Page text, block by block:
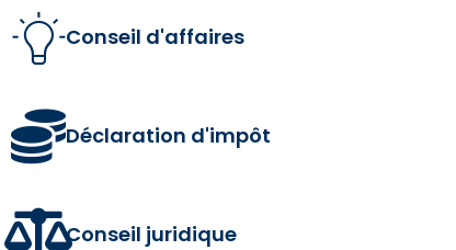
Conseil d'affaires
Déclaration d'impôt
Conseil juridique